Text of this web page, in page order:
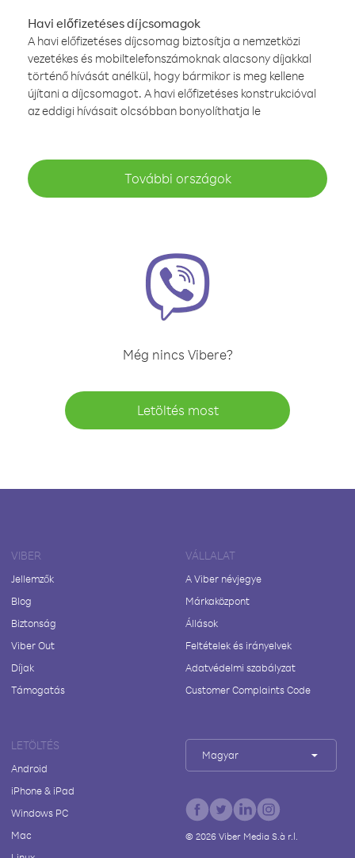
Havi előfizetéses díjcsomagok
A havi előfizetéses díjcsomag biztosítja a nemzetközi
vezetékes és mobiltelefonszámoknak alacsony díjakkal
történő hívását anélkül, hogy bármikor is meg kellene
újítani a díjcsomagot. A havi előfizetéses konstrukcióval
az eddigi hívásait olcsóbban bonyolíthatja le
További országok
Még nincs Vibere?
Letöltés most
VIBER
Jellemzők
Blog
Biztonság
Viber Out
Díjak
Támogatás
VÁLLALAT
A Viber névjegye
Márkaközpont
Állások
Feltételek és irányelvek
Adatvédelmi szabályzat
Customer Complaints Code
LETÖLTÉS
Android
iPhone & iPad
Windows PC
Mac
Magyar
© 2026Viber Media S.à r.l.